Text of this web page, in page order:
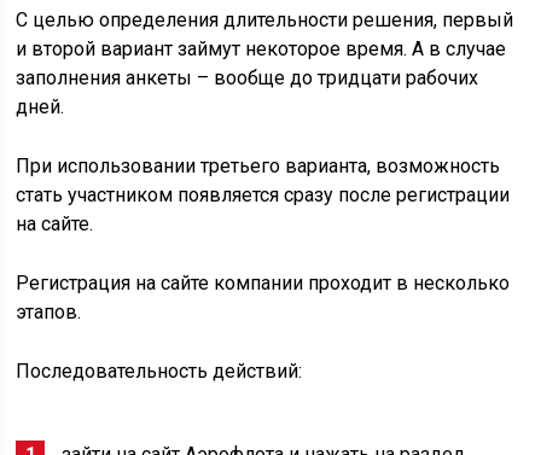
С целью определения длительности решения, первый
и второй вариант займут некоторое время. А в случае
заполнения анкеты – вообще до тридцати рабочих
дней.
При использовании третьего варианта, возможность
стать участником появляется сразу после регистрации
на сайте.
Регистрация на сайте компании проходит в несколько
этапов.
Последовательность действий: